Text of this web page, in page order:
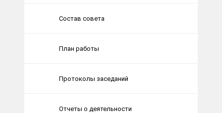
Состав совета
План работы
Протоколы заседаний
Отчеты о деятельности